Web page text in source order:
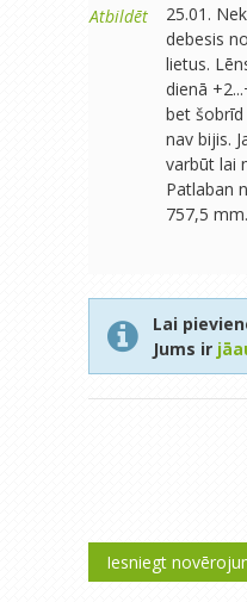
Atbildēt
25.01.
debesis
lietus.
dienā
bet šobrīd
nav bijis.
varbūt lai
Patlaban
757,5 mm.
Lai
Jums ir
Iesniegt